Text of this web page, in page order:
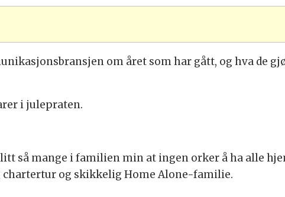
om året som har gått, og hva de
i julepraten.
så mange i familien min at ingen orker å ha alle
chartertur og skikkelig Home Alone-familie.